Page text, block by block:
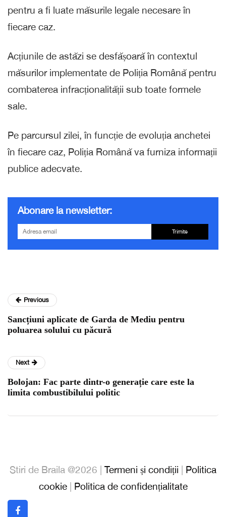
pentru a fi luate măsurile legale necesare în
fiecare caz.
Acțiunile de astăzi se desfășoară în contextul
măsurilor implementate de Poliția Română pentru
combaterea infracționalității sub toate formele
sale.
Pe parcursul zilei, în funcție de evoluția anchetei
în fiecare caz, Poliția Română va furniza informații
publice adecvate.
Abonare la newsletter:
Trimite
Previous
Sancțiuni aplicate de Garda de Mediu pentru
poluarea solului cu păcură
Next
Bolojan: Fac parte dintr-o generație care este la
limita combustibilului politic
Stiri de Braila @2026 | Termeni și condiții
Politica
cookie| Politica de confidențialitate